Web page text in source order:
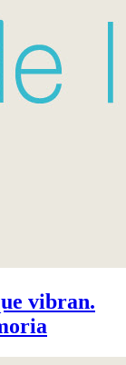
vibran.